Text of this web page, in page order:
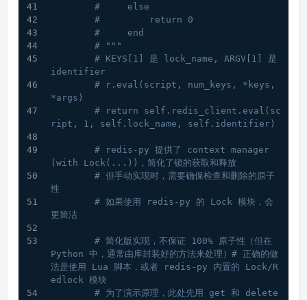
#     else
#         return 0
#     end
# """
# KEYS[1] 是 lock_name, ARGV[1] 是
identifier
# r.eval(script, num_keys, *keys,
*args)
# return self.redis_client.eval(sc
ript, 1, self.lock_name, self.identifier)
# redis-py 提供了 context manager
(with Lock(...))，简化了锁的获取和释放
# 但手动实现时，需要确保检查和删除的原子
性
# 如果使用 redis-py 的 Lock 模块，会
更简洁
# 简化版实现，不保证 100% 原子性（但在
Python 中，通常由库封装好的方法来处理）# 正确的做
法是使用 Lua 脚本，或者 redis-py 内置的 Lock/R
edlock 模块
# 为了演示原理，此处先用 get 和 delete